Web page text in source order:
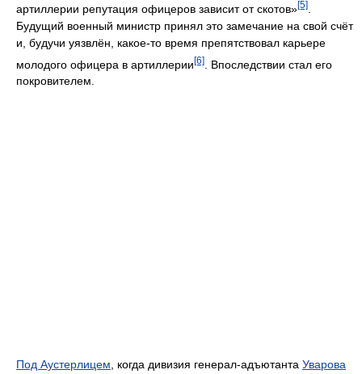
артиллерии репутация офицеров зависит от скотов»[5]
Будущий военный министр принял это замечание на свой счёт
и, будучи уязвлён, какое-то время препятствовал карьере
молодого офицера в артиллерии[6]
. Впоследствии стал его
покровителем.
Под Аустерлицем, когда дивизия генерал-адъютанта Уварова